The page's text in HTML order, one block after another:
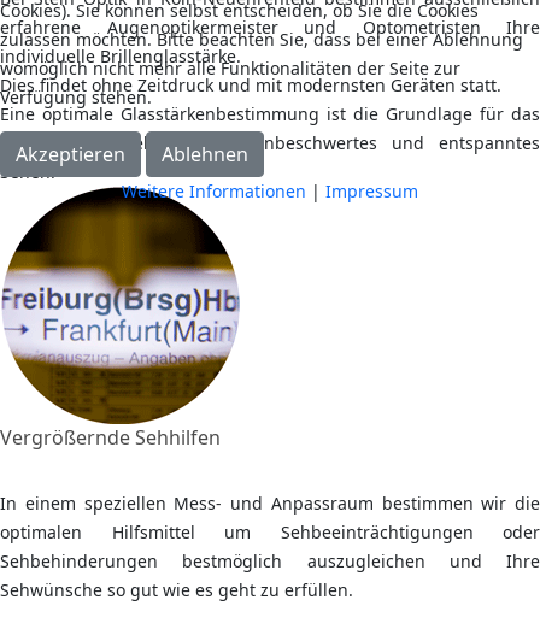
erfahrene Augenoptikermeister und Optometristen Ihre
individuelle Brillenglasstärke.
Dies findet ohne Zeitdruck und mit modernsten Geräten statt.
Eine optimale Glasstärkenbestimmung ist die Grundlage für das
perfekte Seherlebnis sowie unbeschwertes und entspanntes
Sehen.
Vergrößernde Sehhilfen
In einem speziellen Mess- und Anpassraum bestimmen wir die
optimalen Hilfsmittel um Sehbeeinträchtigungen oder
Sehbehinderungen bestmöglich auszugleichen und Ihre
Sehwünsche so gut wie es geht zu erfüllen.
Cookies). Sie können selbst entscheiden, ob Sie die Cookies
zulassen möchten. Bitte beachten Sie, dass bei einer Ablehnung
womöglich nicht mehr alle Funktionalitäten der Seite zur
Verfügung stehen.
Akzeptieren Ablehnen
Weitere Informationen | Impressum